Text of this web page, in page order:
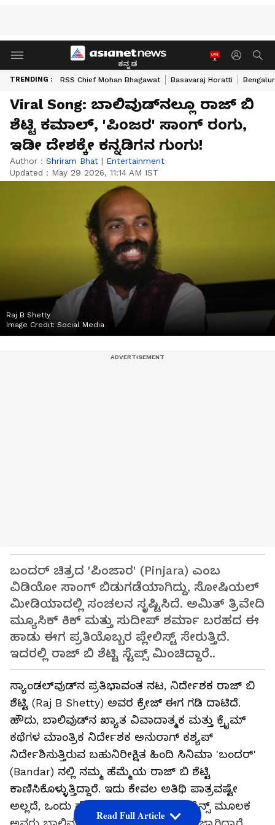
ಕನ್ನಡ
TRENDING : RSS Chief Mohan Bhagawat Basavaraj Horatti
Viral Song: ಬಾಲಿವುಡ್‌ನಲ್ಲೂ ರಾಜ್ ಬಿ
ಶೆಟ್ಟಿ ಕಮಾಲ್, 'ಪಿಂಜರ' ಸಾಂಗ್ ರಂಗು,
ಇಡೀ ದೇಶಕ್ಕೇ ಕನ್ನಡಿಗನ ಗುಂಗು!
Author : Shriram Bhat | Entertainment
Updated : May 29 2026, 11:14 AM IST
Raj B Shetty
Image Credit: Social Media
ಬಂದರ್ ಚಿತ್ರದ 'ಪಿಂಜಾರ' (Pinjara) ಎಂಬ
ವಿಡಿಯೋ ಸಾಂಗ್ ಬಿಡುಗಡೆಯಾಗಿದ್ದು, ಸೋಷಿಯಲ್
ಮೀಡಿಯಾದಲ್ಲಿ ಸಂಚಲನ ಸೃಷ್ಟಿಸಿದೆ. ಅಮಿತ್ ತ್ರಿವೇದಿ
ಮ್ಯೂಸಿಕ್ ಕಿಕ್ ಮತ್ತು ಸುದೀಪ್ ಶರ್ಮಾ ಬರಹದ ಈ
ಹಾಡು ಈಗ ಪ್ರತಿಯೊಬ್ಬರ ಪ್ಲೇಲಿಸ್ಟ್ ಸೇರುತ್ತಿದೆ.
ಇದರಲ್ಲಿ ರಾಜ್ ಬಿ ಶೆಟ್ಟಿ ಸ್ಟೆಪ್ಸ್ ಮಿಂಚಿದ್ದಾರೆ..
ಸ್ಯಾಂಡಲ್‌ವುಡ್‌ನ ಪ್ರತಿಭಾವಂತ ನಟ, ನಿರ್ದೇಶಕ ರಾಜ್ ಬಿ
ಶೆಟ್ಟಿ (Raj B Shetty) ಅವರ ಕ್ರೇಜ್ ಈಗ ಗಡಿ ದಾಟಿದೆ.
ಹೌದು, ಬಾಲಿವುಡ್‌ನ ಖ್ಯಾತ ವಿವಾದಾತ್ಮಕ ಮತ್ತು ಕ್ರೈಮ್
ಕಥೆಗಳ ಮಾಂತ್ರಿಕ ನಿರ್ದೇಶಕ ಅನುರಾಗ್ ಕಶ್ಯಪ್
ನಿರ್ದೇಶಿಸುತ್ತಿರುವ ಬಹುನಿರೀಕ್ಷಿತ ಹಿಂದಿ ಸಿನಿಮಾ 'ಬಂದರ್'
(Bandar) ನಲ್ಲಿ ನಮ್ಮ ಹೆಮ್ಮೆಯ ರಾಜ್ ಬಿ ಶೆಟ್ಟಿ
ಕಾಣಿಸಿಕೊಳ್ಳುತ್ತಿದ್ದಾರೆ. ಇದು ಕೇವಲ ಅತಿಥಿ ಪಾತ್ರವಷ್ಟೇ
ಅಲ್ಲದೆ, ಒಂದು ಹೈ-ವೋಲ್ಟೇಜ್ ಡ್ಯಾನ್ಸ್ ಸೀಕ್ವೆನ್ಸ್ ಮೂಲಕ
Read Full Article